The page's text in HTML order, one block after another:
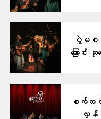
ပွဲမစမီ
ကြောင်း
စက်တ
လှန်အ